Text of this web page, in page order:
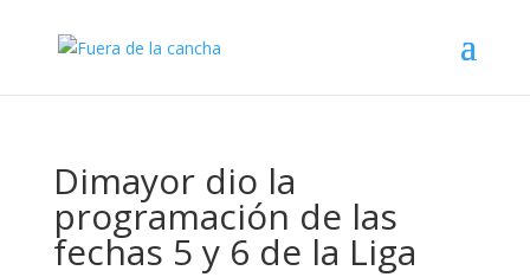
Dimayor dio la
programación de las
fechas 5 y 6 de la Liga